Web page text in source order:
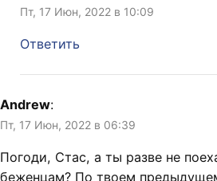
Пт, 17 Июн, 2022 в 10:09
Ответить
Andrew:
Пт, 17 Июн, 2022 в 06:39
Погоди, Стас, а ты разве не
беженцам? По твоем